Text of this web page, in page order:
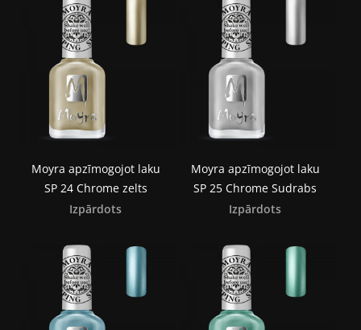
Moyra apzīmogojot laku
SP 24 Chrome zelts
Izpārdots
Moyra apzīmogojot laku
SP 25 Chrome Sudrabs
Izpārdots